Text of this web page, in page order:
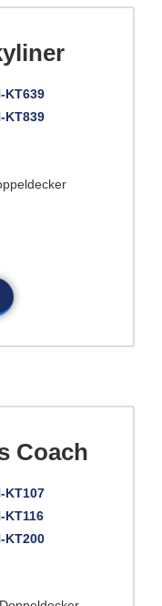
KT639
KT839
Coach
KT107
KT116
KT200